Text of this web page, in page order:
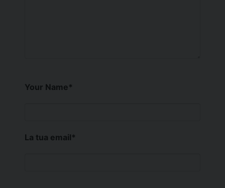
Your Name*
La tua email*